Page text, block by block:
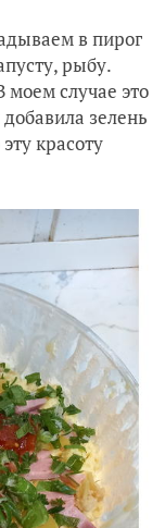
в пирог
рыбу.
случае это
зелень
красоту